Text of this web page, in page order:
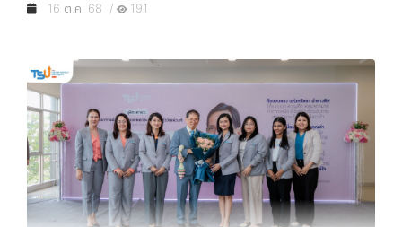
16 ต.ค. 68 / 191